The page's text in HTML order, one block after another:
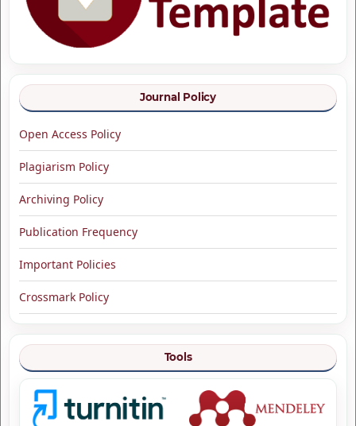
Journal Policy
Open Access Policy
Plagiarism Policy
Archiving Policy
Publication Frequency
Important Policies
Crossmark Policy
Tools